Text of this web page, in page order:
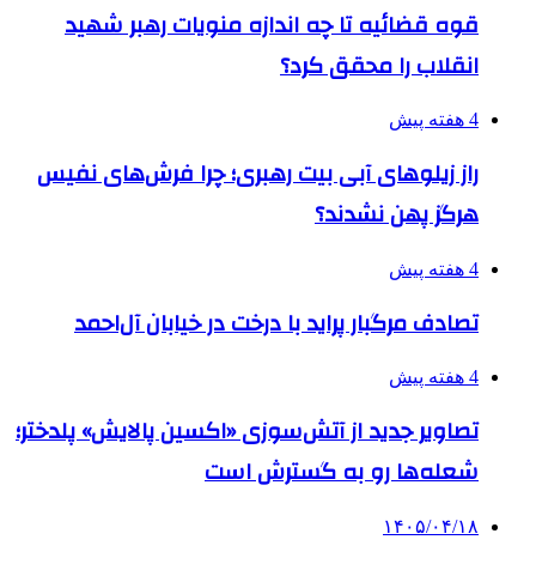
قوه قضائیه تا چه اندازه منویات رهبر شهید
انقلاب را محقق کرد؟
4 هفته پیش
راز زیلوهای آبی بیت رهبری؛ چرا فرش‌های نفیس
هرگز پهن نشدند؟
4 هفته پیش
تصادف مرگبار پراید با درخت در خیابان آل‌احمد
4 هفته پیش
تصاویر جدید از آتش‌سوزی «اکسین پالایش» پلدختر؛
شعله‌ها رو به گسترش است
۱۴۰۵/۰۴/۱۸